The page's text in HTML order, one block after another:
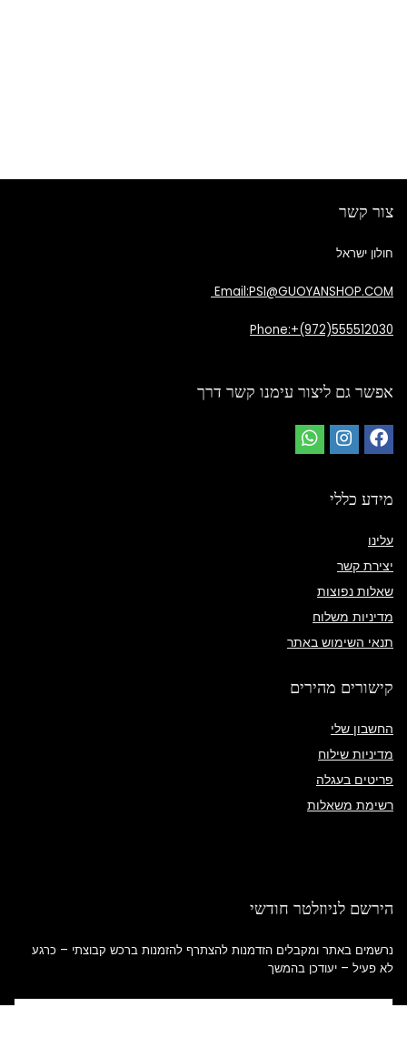
צור קשר
חולון ישראל
Email:PSI@GUOYANSHOP.COM
Phone:+(972)555512030
אפשר גם ליצור עימנו קשר דרך
מידע כללי
עלינו
יצירת קשר
שאלות נפוצות
מדיניות משלוח
תנאי השימוש באתר
קישורים מהירים
החשבון שלי
מדיניות שילוח
פריטים בעגלה
רשימת משאלות
הירשם לניוזלטר חודשי
נרשמים באתר ומקבלים הזדמנות להצתרף להזמנות ברכש קבוצתי – כרגע
לא פעיל – יעודכן בהמשך